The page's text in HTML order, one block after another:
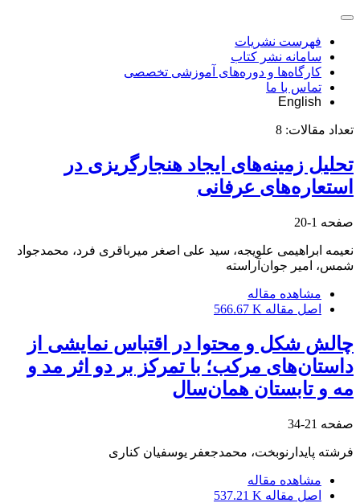
فهرست نشریات
سامانه نشر کتاب
کارگاه‌ها و دوره‌های آموزشی تخصصی
تماس با ما
English
تعداد مقالات: 8
تحلیل زمینه‌های ایجاد هنجارگریزی در
استعاره‌های عرفانی
صفحه 1-20
نعیمه ابراهیمی علویجه، سید علی اصغر میرباقری فرد، محمدجواد
شمس، امیر جوان‌آراسته
مشاهده مقاله
اصل مقاله 566.67 K
چالش‌ شکل و محتوا در اقتباس نمایشی از
داستان‌های مرکب؛ با تمرکز بر دو اثر مد و
مه و تابستان همان‌سال
صفحه 21-34
فرشته پایدارنوبخت، محمدجعفر یوسفیان کناری
مشاهده مقاله
اصل مقاله 537.21 K